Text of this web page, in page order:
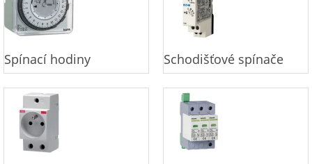
Spínací hodiny Schodišťové spínače